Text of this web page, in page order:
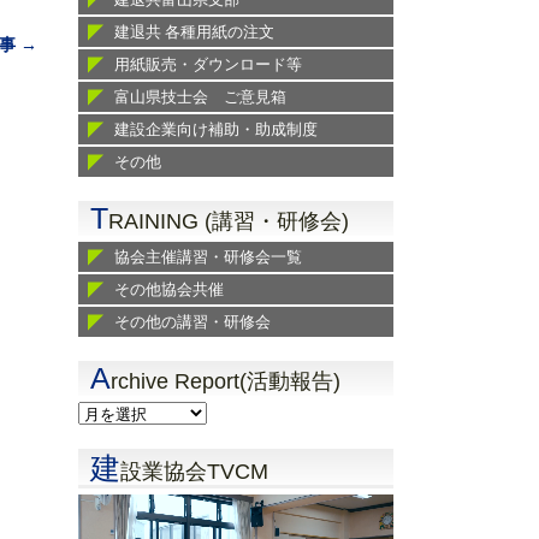
→
建退共 各種用紙の注文
用紙販売・ダウンロード等
富山県技士会 ご意見箱
建設企業向け補助・助成制度
その他
TRAINING (講習・研修会)
協会主催講習・研修会一覧
その他協会共催
その他の講習・研修会
Archive Report(活動報告)
建設業協会TVCM